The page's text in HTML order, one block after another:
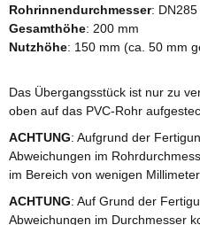
Rohrinnendurchmesser:
Gesamthöhe: 200 mm
Nutzhöhe: 150 mm (ca. 50 mm
Das Übergangsstück ist nur zu
oben auf das PVC-Rohr
ACHTUNG: Aufgrund der
Abweichungen im
im Bereich von wenigen
ACHTUNG: Auf Grund der
Abweichungen im Durchmesser